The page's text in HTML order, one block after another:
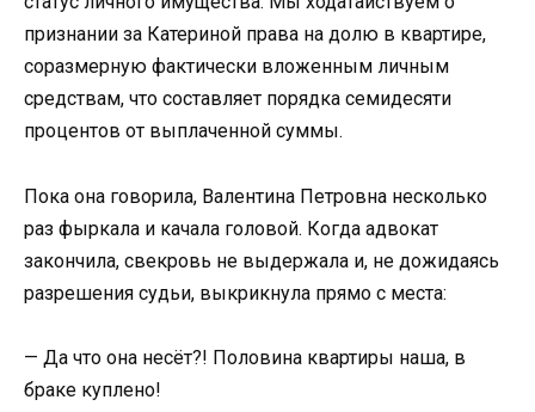
признании за Катериной права на долю в квартире,
соразмерную фактически вложенным личным
средствам, что составляет порядка семидесяти
процентов от выплаченной суммы.
Пока она говорила, Валентина Петровна несколько
раз фыркала и качала головой. Когда адвокат
закончила, свекровь не выдержала и, не дожидаясь
разрешения судьи, выкрикнула прямо с места:
— Да что она несёт?! Половина квартиры наша, в
браке куплено!